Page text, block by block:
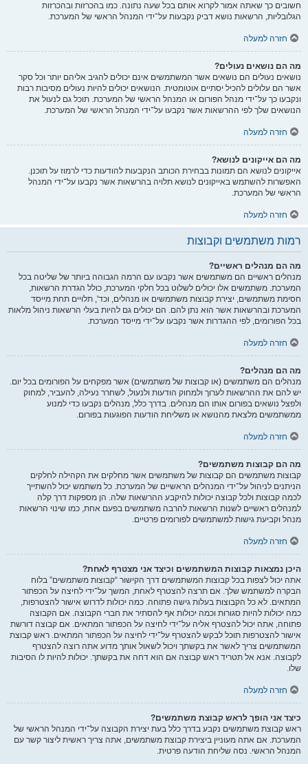
חשובים כך שאתה אמור לקרוא אותם בכל שעה נתונה. כמו בהכרזות ובהכרזות
הגלובליות, הרשאות נושא דביק נקבעות על־ידי המנהל הראשי של המערכת.
חזרה למעלה
מה הם נושאים נעולים?
נושאים נעולים הם נושאים אשר המשתמשים אינם יכולים להגיב אליהם יותר וכל סקר
אשר הם עלולים להכיל יסתיים אוטומטית. הנושאים יכולים להיות נעולים מסיבות רבות
ונקבעו כך על־ידי מנהל הפורום או המנהל הראשי של המערכת. תוכל גם לנעול את
הנושאים שלך לפי ההרשאות אשר נקבעו על־ידי המנהל הראשי של המערכת.
חזרה למעלה
מה הם אייקונים לנושא?
אייקונים לנושא הם תמונות בבחירת הכותב הנקבעות להודעות כדי לרמוז על תוכנן.
האפשרות להשתמש באייקונים לנושא תלויה בהרשאות אשר נקבעו על־ידי המנהל
הראשי של המערכת.
חזרה למעלה
רמות משתמשים וקבוצות
מה הם מנהלים ראשיים?
מנהלים ראשיים הם משתמשים אשר נקבעו עם הרמה הגבוהה ביותר של שליטה בכל
המערכת. משתמשים אלו יכולים לשלוט בכל חלקי המערכת, כולל הגדרת הרשאות,
חסימת משתמשים, יצירת קבוצות משתמשים או מנהלים, וכד', תלויים תחת מייסד
המערכת ובהרשאות אשר הוא נתן להם. הם יכולים גם להיות בעלי הרשאות ניהול מלאות
בכל הפורומים, לפי ההגדרות אשר נקבעו על־ידי מייסד המערכת.
חזרה למעלה
מה הם מנהלים?
מנהלים הם משתמשים (או קבוצות של משתמשים) אשר מפקחים על הפורומים בכל יום.
יש להם את ההרשאות לערוך ולמחוק הודעות ולנעול, לשחרר נעילה, להעביר, למחוק
ולפצל נושאים בפורום אותו הם מנהלים. בדרך כלל, מנהלים נקבעו כדי למנוע
ממשתמשים מלצאת מהנושא או משליחת הודעות הפוגעות בפורום.
חזרה למעלה
מה הם קבוצות משתמשים?
קבוצות משתמשים הם קבוצות של משתמשים אשר מחלקים את הקהילה לחלקים
הניתנים לניהול על־ידי המנהלים הראשיים של המערכת. כל משתמש יכול להשתייך
לכמה קבוצות ולכל קבוצה יכולות להיקבע ההרשאות שלה. הן מספקות דרך קלה
למנהלים ראשיים לשנות הרשאות להרבה משתמשים בפעם אחת, כמו שינוי הרשאות
מנהל וקביעת גישות למשתמשים לפורומים פרטיים.
חזרה למעלה
היכן נמצאות קבוצות המשתמשים וכיצד אני מצטרף לאחת?
אתה יכול לצפות בכל קבוצות המשתמשים דרך הקישור “קבוצות משתמשים” בלוח
הבקרה למשתמש שלך. אם תרצה להצטרף לאחת, המשך על־ידי לחיצה על הכפתור
המתאים. לא כל הקבוצות בעלות גישה פתוחה. כמה יכולות לדרוש אישור להצטרפות,
כמה יכולות להיות סגורות וכמה יכולות אף להסתיר את חברי הקבוצה. אם הקבוצה
פתוחה, אתה יכול להצטרף אליה על־ידי לחיצה על הכפתור המתאים. אם קבוצה דורשת
אישור להצטרפות תוכל לבקש להצטרף על־ידי לחיצה על הכפתור המתאים. ראש קבוצת
המשתמשים צריך לאשר את בקשתך ויכול לשאול אותך מדוע אתה רוצה להצטרף
לקבוצה. אנא אל תטריד ראש קבוצה אם הוא דחה את בקשתך. יכולות להיות לו הסיבות
שלו.
חזרה למעלה
כיצד אני הופך לראש קבוצת משתמשים?
ראש קבוצת משתמשים נקבע בדרך כלל בעת יצירת הקבוצה על־ידי המנהל הראשי של
המערכת. אם אתה מעוניין ביצירת קבוצת משתמשים, אתה צריך ראשית ליצור קשר עם
המנהל הראשי. נסה שליחת הודעה פרטית.